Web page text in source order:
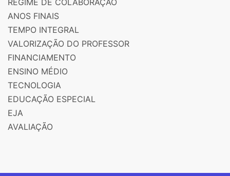
REGIME DE COLABORAÇÃO
ANOS FINAIS
TEMPO INTEGRAL
VALORIZAÇÃO DO PROFESSOR
FINANCIAMENTO
ENSINO MÉDIO
TECNOLOGIA
EDUCAÇÃO ESPECIAL
EJA
AVALIAÇÃO